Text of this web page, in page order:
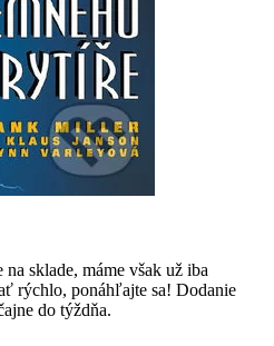
sklade, máme však už iba
rýchlo, ponáhľajte sa! Dodanie
do týždňa.